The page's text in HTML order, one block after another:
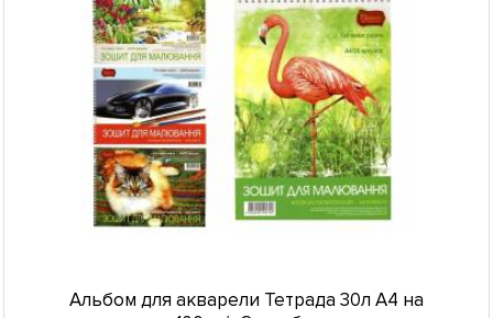
Альбом для акварели Тетрада 30л A4 на